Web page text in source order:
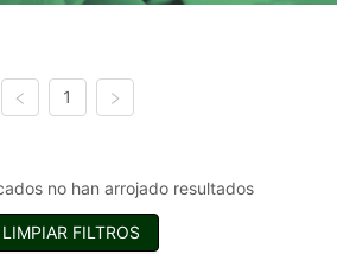
1
no han arrojado resultados
LIMPIAR FILTROS